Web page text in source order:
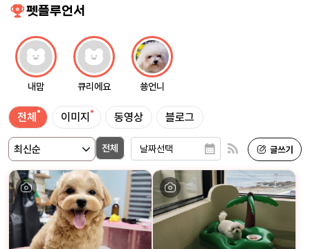
펫플루언서
내맘 큐리에요 쑝언니
전체 이미지 동영상 블로그
전체